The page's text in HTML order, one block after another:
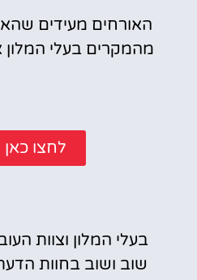
האורחים מעידים
מהמקרים בעלי המלון
לחצו
בעלי המלון וצוות
שוב ושוב בחוות